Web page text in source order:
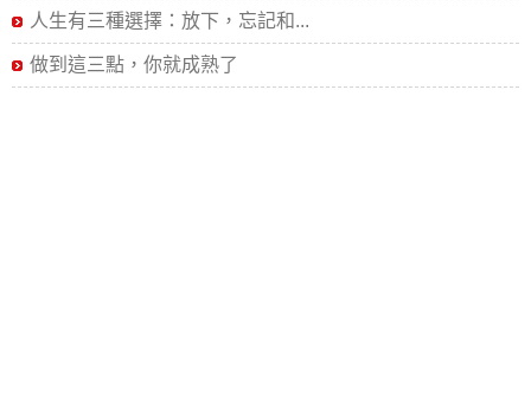
人生有三種選擇：放下，忘記和...
做到這三點，你就成熟了